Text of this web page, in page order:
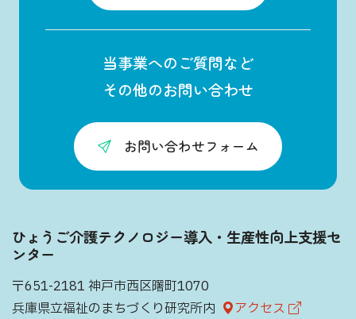
当事業へのご質問など
その他のお問い合わせ
お問い合わせフォーム
ひょうご介護テクノロジー導入・生産性向上支援セ
ンター
〒651-2181 神戸市西区曙町1070
兵庫県立福祉のまちづくり研究所内
アクセス